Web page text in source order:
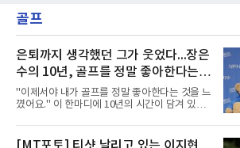
골프
은퇴까지 생각했던 그가 웃었다...장은
수의 10년, 골프를 정말 좋아한다는
걸 느꼈다
"이제서야 내가 골프를 정말 좋아한다는 것을 느
꼈어요." 이 한마디에 10년의 시간이 담겨 있었
인왕 장은수가 9일 끝난 제주삼다수 마스터스에
서 정상에 올랐다.출발은 화려했다. 상비군과 국